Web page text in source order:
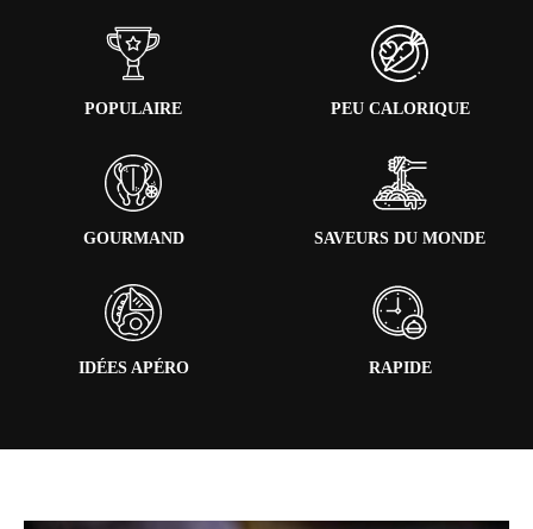
POPULAIRE PEU CALORIQUE
GOURMAND SAVEURS DU MONDE
IDÉES APÉRO RAPIDE